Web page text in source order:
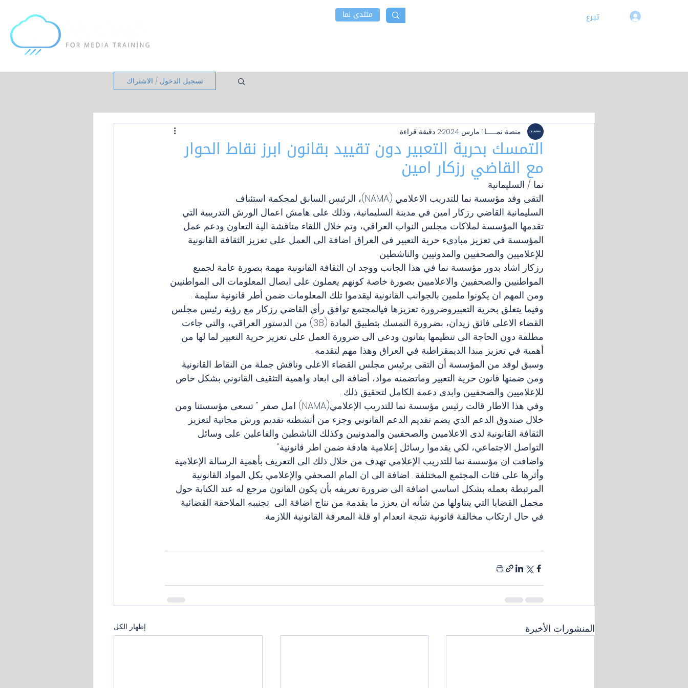
منتدى نما تبـرع
تسجيل الدخول / الاشتراك
التمسك بحرية التعبير دون تقييد بقانون ابرز نقاط الحوار
مع القاضي رزكار امين
منصة نمـــــا1 مارس 2024 2 دقيقة قراءة
نما / السليمانية
التقى وفد مؤسسة نما للتدريب الاعلامي (NAMA)، الرئيس السابق لمحكمة استئناف
السليمانية القاضي رزكار امين في مدينة السليمانية، وذلك على هامش اعمال الورش التدريبية التي
تقدمها المؤسسة لملاكات مجلس النواب العراقي، وتم خلال اللقاء مناقشة الية التعاون ودعم عمل
المؤسسة في تعزيز مباديء حرية التعبير في العراق. اضافة الى العمل على تعزيز الثقافة القانونية
للإعلاميين والصحفيين والمدونيين والناشطين.
رزكار اشاد بدور مؤسسة نما في هذا الجانب ووجد ان الثقافة القانونية مهمة بصورة عامة لجميع
المواطنيين والصحفيين والاعلاميين بصورة خاصة كونهم يعملون على ايصال المعلومات الى المواطنيين
ومن المهم ان يكونوا ملمين بالجوانب القانونية ليقدموا تلك المعلومات ضمن أطر قانونية سليمة .
وفيما يتعلق بحرية التعبيروضرورة تعزيزها فيالمجتمع توافق رأي القاضي رزكار مع رؤية رئيس مجلس
القضاء الاعلى فائق زيدان، بضرورة التمسك بتطبيق المادة (38) من الدستور العراقي، والتي جاءت
مطلقة دون الحاجة الى تنظيمها بقانون ودعى الى ضرورة العمل على تعزيز حرية التعبير لما لها من
أهمية في تعزيز مبدا الديمقراطية في العراق وهذا مهم لتقدمه .
وسبق لوفد من المؤسسة أن التقى برئيس مجلس القضاء الاعلى وناقش جملة من النقاط القانونية
ومن ضمنها قانون حرية التعبير وماتضمنه مواد، أضافة الى ابعاد واهمية التثقيف القانوني بشكل خاص
للإعلاميين والصحفيين وابدى دعمه الكامل لتحقيق ذلك .
وفي هذا الاطار قالت رئيس مؤسسة نما للتدريب الإعلامي(NAMA) امل صقر " تسعى مؤسستنا ومن
خلال صندوق الدعم الذي يضم تقديم الدعم القانوني وجزء من أنشطته تقديم ورش مجانية لتعزيز
الثقافة القانونية لدى الاعلاميين والصحفيين والمدونيين وكذلك الناشطين والفاعلين على وسائل
التواصل الاجتماعي، لكي يقدموا رسائل إعلامية هادفة ضمن اطر قانونية"
واضافت ان مؤسسة نما للتدريب الإعلامي تهدف من خلال ذلك الى التعريف بأهمية الرسالة الإعلامية
وأثرها على فئات المجتمع المختلفة . اضافة الى ان المام الصحفي والإعلامي بكل المواد القانونية
المرتبطة بعمله بشكل اساسي اضافة الى ضرورة تعريفه بأن يكون القانون مرجع له عند الكتابة حول
مجمل القضايا التي يتناولها من شأنه ان يعزز ما يقدمة من نتاج اضافة الى  تجنيبه الملاحقة القضائية
في حال ارتكاب مخالفة قانونية نتيجة انعدام او قلة المعرفة القانونية اللازمة.
المنشورات الأخيرة إظهار الكل